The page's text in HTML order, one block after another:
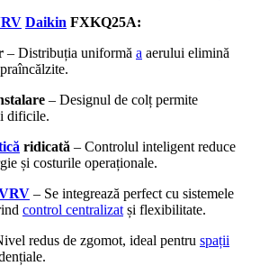
Daikin FXKQ25A:
– Distribuția uniformă a aerului elimină
– Designul de colț permite
dificile.
ridicată – Controlul inteligent reduce
și costurile operaționale.
– Se integrează perfect cu sistemele
control centralizat și flexibilitate.
redus de zgomot, ideal pentru spații